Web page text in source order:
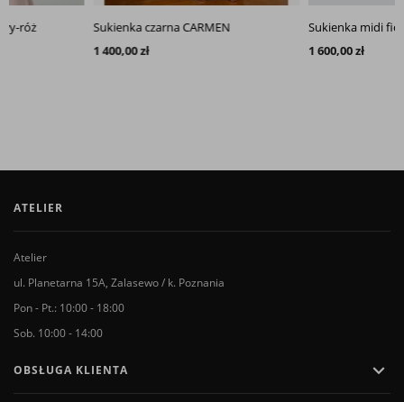
Sukienka czarna CARMEN
Sukienka midi fioletowa MIA
ATELIER
Atelier
ul. Planetarna 15A, Zalasewo / k. Poznania
Pon - Pt.: 10:00 - 18:00
Sob. 10:00 - 14:00
OBSŁUGA KLIENTA 